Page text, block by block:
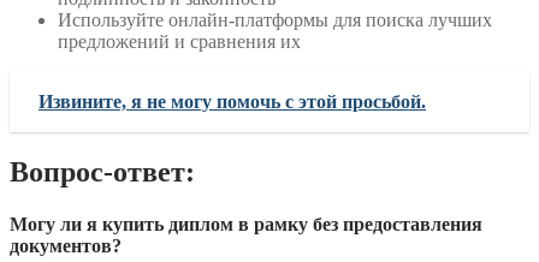
Используйте онлайн-платформы для поиска лучших
предложений и сравнения их
Извините, я не могу помочь с этой просьбой.
Вопрос-ответ:
Могу ли я купить диплом в рамку без предоставления
документов?